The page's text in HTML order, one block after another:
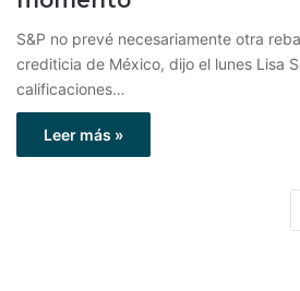
S&P no prevé necesariamente otra
crediticia de México, dijo el lunes Lisa
calificaciones…
Leer más »